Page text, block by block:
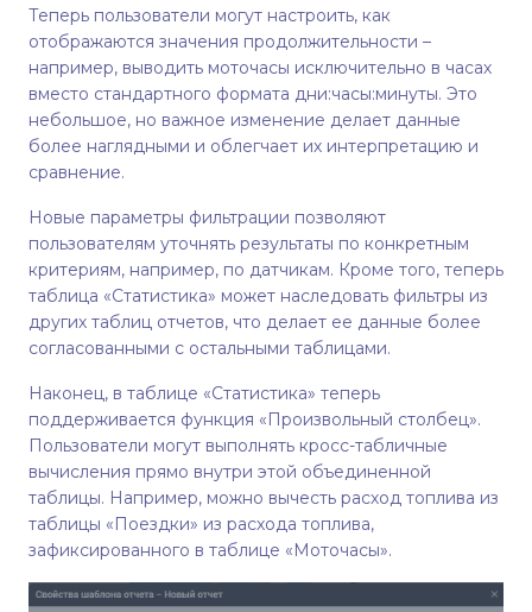
Теперь пользователи могут настроить, как
отображаются значения продолжительности –
например, выводить моточасы исключительно в часах
вместо стандартного формата дни:часы:минуты. Это
небольшое, но важное изменение делает данные
более наглядными и облегчает их интерпретацию и
сравнение.
Новые параметры фильтрации позволяют
пользователям уточнять результаты по конкретным
критериям, например, по датчикам. Кроме того, теперь
таблица «Статистика» может наследовать фильтры из
других таблиц отчетов, что делает ее данные более
согласованными с остальными таблицами.
Наконец, в таблице «Статистика» теперь
поддерживается функция «Произвольный столбец».
Пользователи могут выполнять кросс-табличные
вычисления прямо внутри этой объединенной
таблицы. Например, можно вычесть расход топлива из
таблицы «Поездки» из расхода топлива,
зафиксированного в таблице «Моточасы».